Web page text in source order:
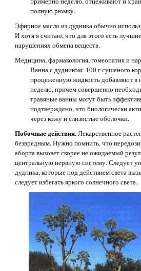
полную рюмку.
Эфирное масло из дудника обычно
И хотя я считаю, что для этого есть
нарушениях обмена веществ.
Медицина, фармакология, гомеопатия и
Ванна с дудником: 100 г сушеного
процеженную жидкость добавляют в
неделю, причем совершенно
травяные ванны могут быть
подтверждено, что биологически
через кожу и слизистые оболочки.
Побочные действия.Лекарственное
безвредным. Нужно помнить, что
аборта вызовет скорее не ожидаемый
центральную нервную систему. Следует
дудника, которые под действием света
следует избегать яркого солнечного света.